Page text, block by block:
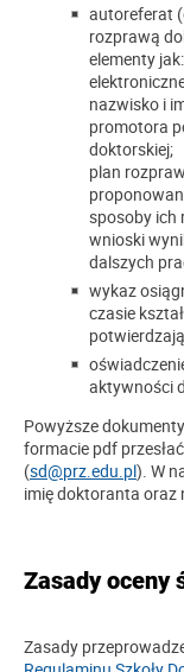
autoreferat
rozprawą
elementy
nazwisko i
promotora
doktorskiej;
plan
sposoby ich
wnioski
dalszych
wykaz
czasie
aktywności
Powyższe
formacie pdf
(sd@prz.edu.pl). W
imię doktoranta oraz
Zasady oceny
Zasady